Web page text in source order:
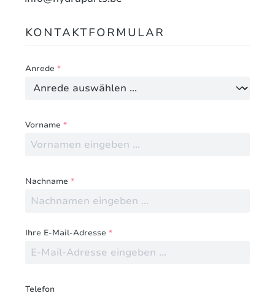
KONTAKTFORMULAR
Anrede *
Vorname *
Nachname *
Ihre E-Mail-Adresse *
Telefon